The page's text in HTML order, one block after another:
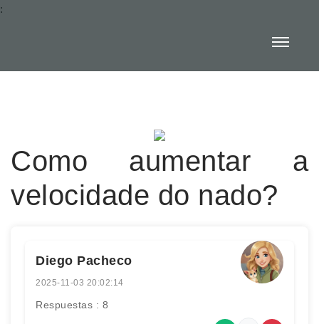
:
Como aumentar a
velocidade do nado?
Diego Pacheco
2025-11-03 20:02:14
Respuestas : 8